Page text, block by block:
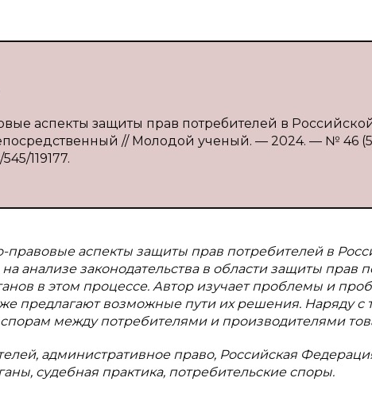
аспекты защиты прав потребителей в
// Молодой ученый. — 2024. — № 46
119177.
правовые аспекты защиты прав потребителей в
анализе законодательства в области защиты прав
в этом процессе. Автор изучает проблемы и
предлагают возможные пути их решения. Наряду с
между потребителями и производителями
административное право, Российская
судебная практика, потребительские споры.